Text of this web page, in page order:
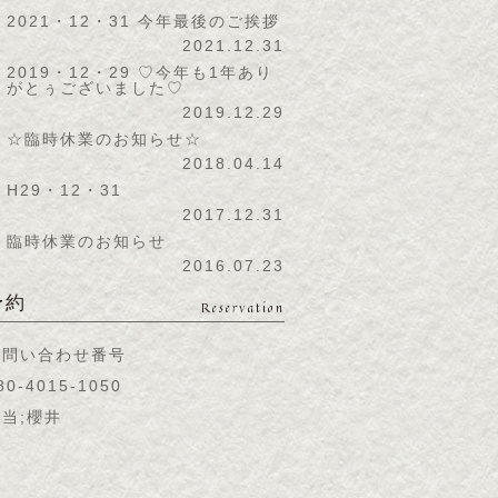
2021・12・31 今年最後のご挨拶
2021.12.31
2019・12・29 ♡今年も1年あり
がとぅございました♡
2019.12.29
☆臨時休業のお知らせ☆
2018.04.14
H29・12・31
2017.12.31
臨時休業のお知らせ
2016.07.23
約 Reservation
い合わせ番号
4015-1050
;櫻井